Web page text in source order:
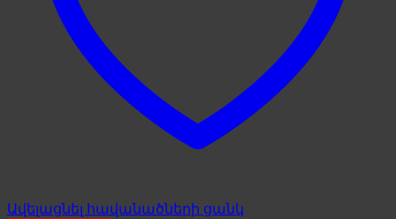
Ավելացնել հավանածների ցանկ